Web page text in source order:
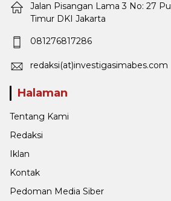
Jalan Pisangan Lama 3 No: 27
Timur DKI Jakarta
081276817286
redaksi(at)investigasimabes.com
Halaman
Tentang Kami
Redaksi
Iklan
Kontak
Pedoman Media Siber